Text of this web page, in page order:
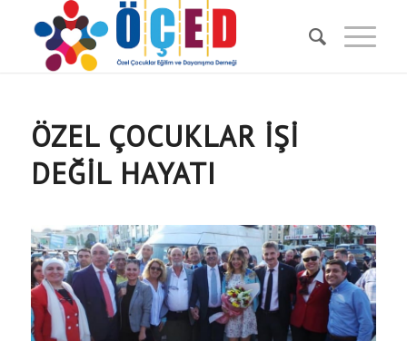
ÖZEL ÇOCUKLAR İŞİ
DEĞİL HAYATI